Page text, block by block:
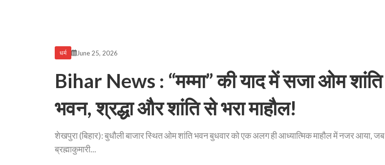
धर्म June 25, 2026
Bihar News : “मम्मा” की याद में सजा ओम शांति
भवन, श्रद्धा और शांति से भरा माहौल!
शेखपुरा (बिहार): बुधौली बाजार स्थित ओम शांति भवन बुधवार को एक अलग ही आध्यात्मिक माहौल में नजर आया, जब
ब्रह्माकुमारी...